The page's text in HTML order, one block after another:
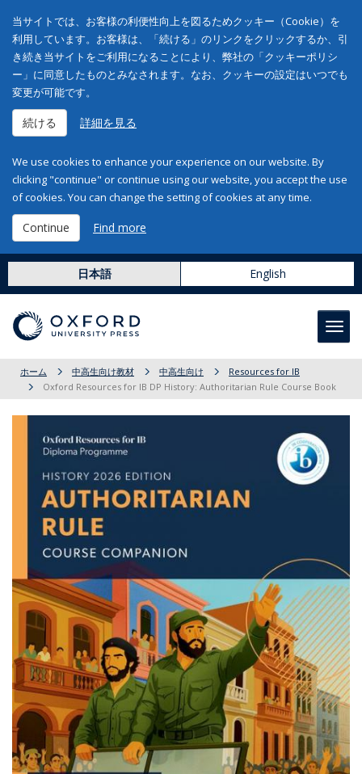
当サイトでは、お客様の利便性向上を図るためクッキー（Cookie）を
利用しています。お客様は、「続ける」のリンクをクリックするか、引
き続き当サイトをご利用になることにより、弊社の「クッキーポリシ
ー」に同意したものとみなされます。なお、クッキーの設定はいつでも
変更が可能です。
続ける 詳細を見る
We use cookies to enhance your experience on our website. By
clicking "continue" or continue using our website, you accept the use
of cookies. You can change the setting of cookies at any time.
Continue Find more
日本語 English
ホーム 中高生向け教材 中高生向け
Resources for IB
Oxford Resources for IB DP History: Authoritarian Rule Course Book